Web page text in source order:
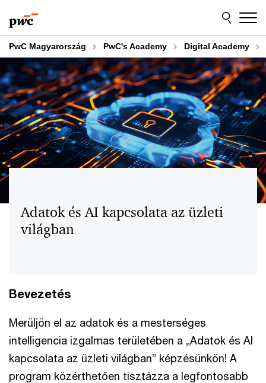
to
content
to
footer
PwC Magyarország PwC's Academy Digital Academy
Adatok és AI kapcsolata az üzleti
világban
Bevezetés
Merüljön el az adatok és a mesterséges
intelligencia izgalmas területében a „Adatok és AI
kapcsolata az üzleti világban” képzésünkön! A
program közérthetően tisztázza a legfontosabb